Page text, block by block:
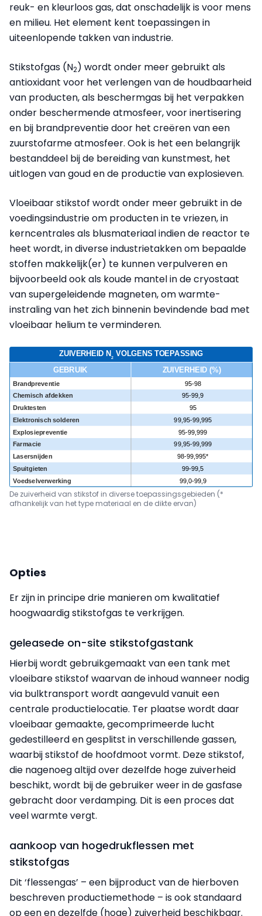
reuk- en kleurloos gas, dat onschadelijk is voor mens
en milieu. Het element kent toepassingen in
uiteenlopende takken van industrie.
Stikstofgas (N2) wordt onder meer gebruikt als
antioxidant voor het verlengen van de houdbaarheid
van producten, als beschermgas bij het verpakken
onder beschermende atmosfeer, voor inertisering
en bij brandpreventie door het creëren van een
zuurstofarme atmosfeer. Ook is het een belangrijk
bestanddeel bij de bereiding van kunstmest, het
uitlogen van goud en de productie van explosieven.
Vloeibaar stikstof wordt onder meer gebruikt in de
voedingsindustrie om producten in te vriezen, in
kerncentrales als blusmateriaal indien de reactor te
heet wordt, in diverse industrietakken om bepaalde
stoffen makkelijk(er) te kunnen verpulveren en
bijvoorbeeld ook als koude mantel in de cryostaat
van supergeleidende magneten, om warmte-
instraling van het zich binnenin bevindende bad met
vloeibaar helium te verminderen.
De zuiverheid van stikstof in diverse toepassingsgebieden (*
afhankelijk van het type materiaal en de dikte ervan)
Opties
Er zijn in principe drie manieren om kwalitatief
hoogwaardig stikstofgas te verkrijgen.
geleasede on-site stikstofgastank
Hierbij wordt gebruikgemaakt van een tank met
vloeibare stikstof waarvan de inhoud wanneer nodig
via bulktransport wordt aangevuld vanuit een
centrale productielocatie. Ter plaatse wordt daar
vloeibaar gemaakte, gecomprimeerde lucht
gedestilleerd en gesplitst in verschillende gassen,
waarbij stikstof de hoofdmoot vormt. Deze stikstof,
die nagenoeg altijd over dezelfde hoge zuiverheid
beschikt, wordt bij de gebruiker weer in de gasfase
gebracht door verdamping. Dit is een proces dat
veel warmte vergt.
aankoop van hogedrukflessen met
stikstofgas
Dit ‘flessengas’ – een bijproduct van de hierboven
beschreven productiemethode – is ook standaard
op een en dezelfde (hoge) zuiverheid beschikbaar.